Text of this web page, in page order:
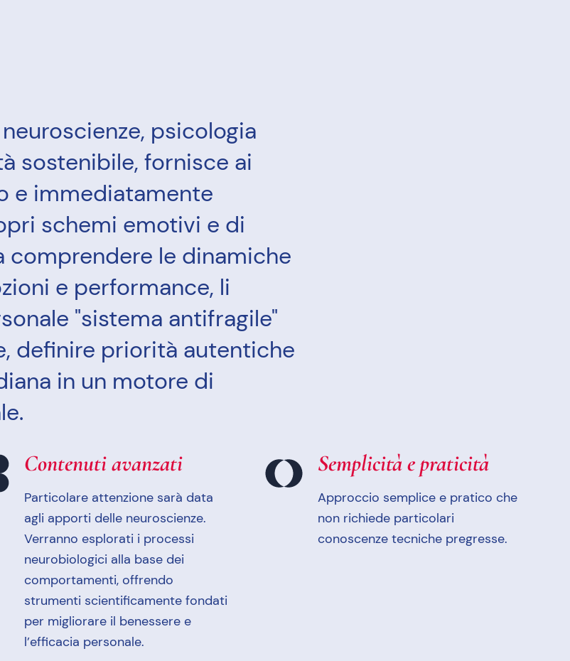
psicologia
sostenibile, fornisce ai
e immediatamente
schemi emotivi e di
comprendere le dinamiche
e performance, li
"sistema antifragile"
definire priorità autentiche
in un motore di
Contenuti avanzati
Particolare attenzione sarà data
agli apporti delle neuroscienze.
Verranno esplorati i processi
neurobiologici alla base dei
comportamenti, offrendo
strumenti scientificamente fondati
per migliorare il benessere e
l’efficacia personale.
Semplicità e praticità
Approccio semplice e pratico che
non richiede particolari
conoscenze tecniche pregresse.